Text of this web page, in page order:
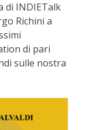
di INDIETalk
Richini a
di pari
sulle nostra